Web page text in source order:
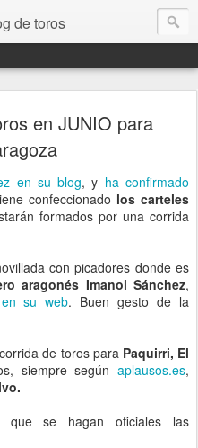
de toros
en JUNIO para
en su blog, y ha confirmado
confeccionado los carteles
formados por una corrida
con picadores donde es
aragonés Imanol Sánchez,
su web. Buen gesto de la
de toros para Paquirri, El
siempre según aplausos.es,
que se hagan oficiales las